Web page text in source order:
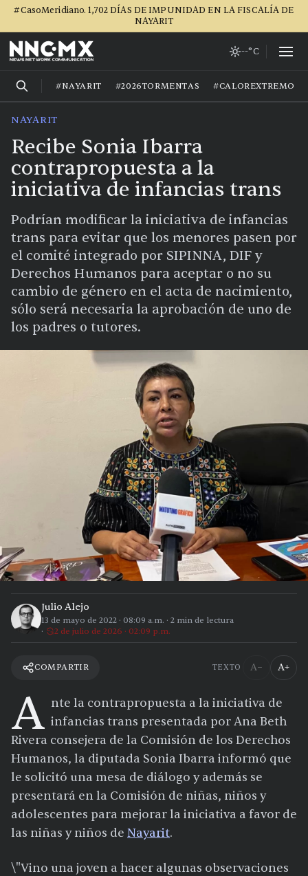
#CasoMeridiano. 1,702 DÍAS DE IMPUNIDAD EN LA FISCALÍA DE
NAYARIT
--°C
#NAYARIT #2026TORMENTAS #CALOREXTREMO
NAYARIT
Recibe Sonia Ibarra
contrapropuesta a la
iniciativa de infancias trans
Podrían modificar la iniciativa de infancias
trans para evitar que los menores pasen por
el comité integrado por SIPINNA, DIF y
Derechos Humanos para aceptar o no su
cambio de género en el acta de nacimiento,
sólo será necesaria la aprobación de uno de
los padres o tutores.
Julio Alejo
13 de mayo de 2022 · 08:09 a.m. · 2 min de lectura
2 de julio de 2026 · 02:09 p.m.
COMPARTIR TEXTO A− A+
A nte la contrapropuesta a la iniciativa de
infancias trans presentada por Ana Beth
Rivera consejera de la Comisión de los Derechos
Humanos, la diputada Sonia Ibarra informó que
le solicitó una mesa de diálogo y además se
presentará en la Comisión de niñas, niños y
adolescentes para mejorar la iniciativa a favor de
las niñas y niños de Nayarit.
\"Vino una joven a hacer algunas observaciones